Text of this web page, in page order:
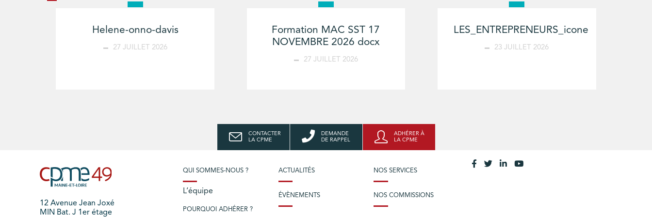
Helene-onno-davis
27 JUILLET 2026
Formation MAC SST 17
NOVEMBRE 2026 docx
27 JUILLET 2026
LES_ENTREPRENEURS_icone
23 JUILLET 2026
CONTACTER
LA CPME
DEMANDE
DE RAPPEL
ADHÉRER À
LA CPME
12 Avenue Jean Joxé
MIN Bat. J 1er étage
QUI SOMMES-NOUS ?
L’équipe
POURQUOI ADHÉRER ?
ACTUALITÉS
ÉVÈNEMENTS
NOS SERVICES
NOS COMMISSIONS